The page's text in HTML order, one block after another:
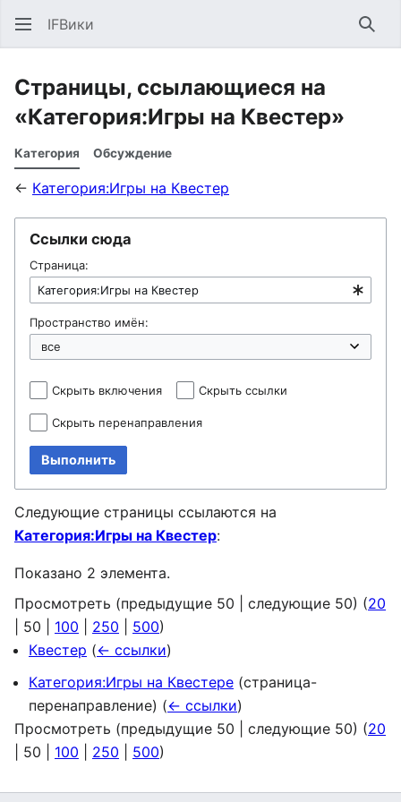
IFВики
Страницы, ссылающиеся на
«Категория:Игры на Квестер»
Категория Обсуждение
← Категория:Игры на Квестер
Ссылки сюда
Страница:
Пространство имён:
Скрыть включения Скрыть ссылки
Скрыть перенаправления
Выполнить
Следующие страницы ссылаются на
Категория:Игры на Квестер:
Показано 2 элемента.
Просмотреть (предыдущие 50 следующие 50) (20
50 100 250 500)
Квестер (← ссылки)
Категория:Игры на Квестере (страница-
перенаправление) (← ссылки)
Просмотреть (предыдущие 50 следующие 50) (20
50 100 250 500)